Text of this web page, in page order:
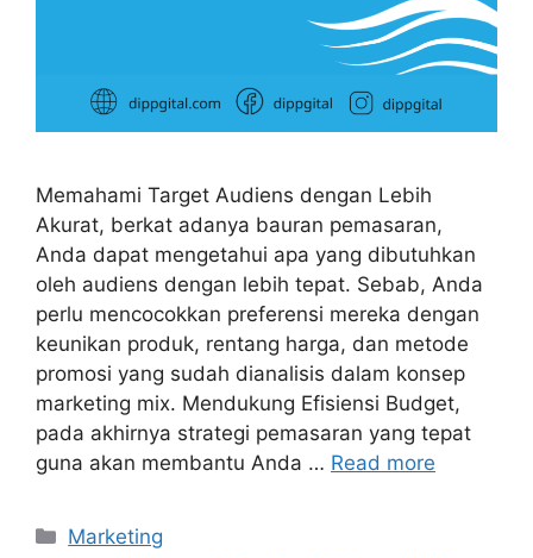
Memahami Target Audiens dengan Lebih
Akurat, berkat adanya bauran pemasaran,
Anda dapat mengetahui apa yang dibutuhkan
oleh audiens dengan lebih tepat. Sebab, Anda
perlu mencocokkan preferensi mereka dengan
keunikan produk, rentang harga, dan metode
promosi yang sudah dianalisis dalam konsep
marketing mix. Mendukung Efisiensi Budget,
pada akhirnya strategi pemasaran yang tepat
guna akan membantu Anda … Read more
Marketing